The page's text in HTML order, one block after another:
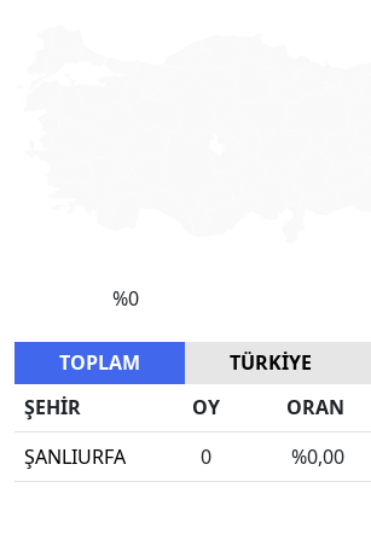
TOPLAM TÜRKİYE
ŞEHİR
OY ORAN
ŞANLIURFA
0 %0,00